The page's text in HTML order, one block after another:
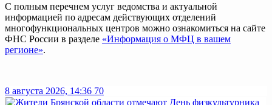
С полным перечнем услуг ведомства и актуальной
информацией по адресам действующих отделений
многофункциональных центров можно ознакомиться на сайте
ФНС России в разделе «Информация о МФЦ в вашем
регионе».
8 августа 2026, 14:36 70